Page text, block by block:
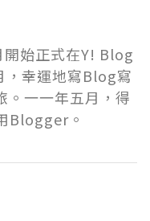
始正式在Y! Blog
，幸運地寫Blog寫
。一一年五月，得
Blogger。